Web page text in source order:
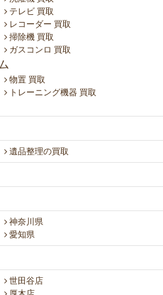
テレビ 買取
レコーダー 買取
掃除機 買取
ガスコンロ 買取
物置 買取
トレーニング機器 買取
遺品整理の買取
神奈川県
愛知県
世田谷店